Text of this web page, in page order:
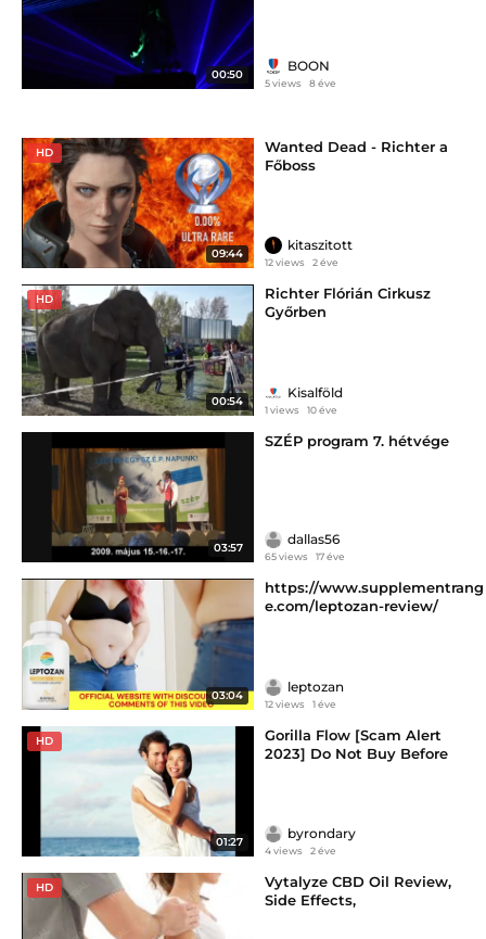
00:50
BOON
5 views 8 éve
HD
09:44
Wanted Dead - Richter a
Főboss
kitaszitott
12 views 2 éve
HD
00:54
Richter Flórián Cirkusz
Győrben
Kisalföld
1 views 10 éve
03:57
SZÉP program 7. hétvége
dallas56
65 views 17 éve
03:04
https://www.supplementrang
e.com/leptozan-review/
leptozan
12 views 1 éve
HD
01:27
Gorilla Flow [Scam Alert
2023] Do Not Buy Before
byrondary
4 views 2 éve
HD
Vytalyze CBD Oil Review,
Side Effects,